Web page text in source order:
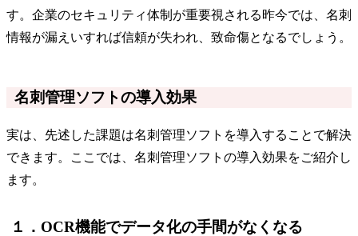
す。企業のセキュリティ体制が重要視される昨今では、名刺
情報が漏えいすれば信頼が失われ、致命傷となるでしょう。
名刺管理ソフトの導入効果
実は、先述した課題は名刺管理ソフトを導入することで解決
できます。ここでは、名刺管理ソフトの導入効果をご紹介し
ます。
１．OCR機能でデータ化の手間がなくなる